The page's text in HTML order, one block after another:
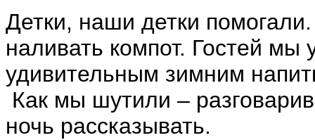
Детки, наши детки
наливать компот. Гостей
удивительным зимним
Как мы шутили –
ночь рассказывать.